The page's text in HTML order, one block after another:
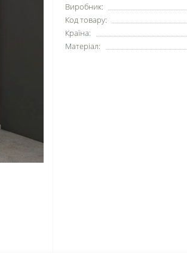
Виробник:
Код товару:
Країна:
Матеріал: